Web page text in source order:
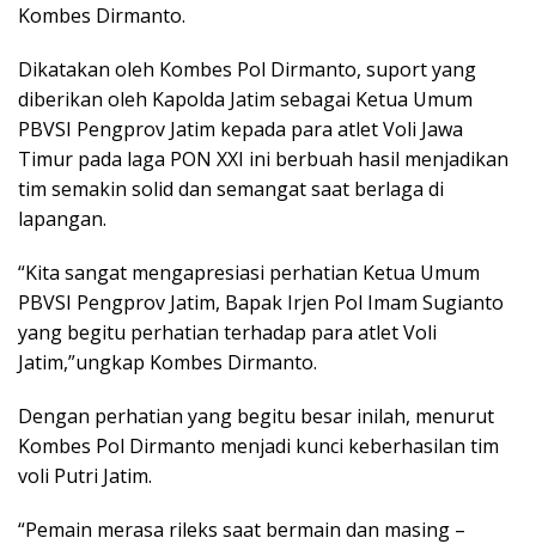
Kombes Dirmanto.
Dikatakan oleh Kombes Pol Dirmanto, suport yang
diberikan oleh Kapolda Jatim sebagai Ketua Umum
PBVSI Pengprov Jatim kepada para atlet Voli Jawa
Timur pada laga PON XXI ini berbuah hasil menjadikan
tim semakin solid dan semangat saat berlaga di
lapangan.
“Kita sangat mengapresiasi perhatian Ketua Umum
PBVSI Pengprov Jatim, Bapak Irjen Pol Imam Sugianto
yang begitu perhatian terhadap para atlet Voli
Jatim,”ungkap Kombes Dirmanto.
Dengan perhatian yang begitu besar inilah, menurut
Kombes Pol Dirmanto menjadi kunci keberhasilan tim
voli Putri Jatim.
“Pemain merasa rileks saat bermain dan masing –